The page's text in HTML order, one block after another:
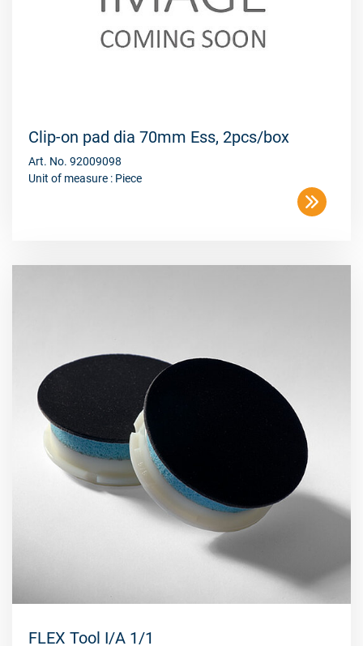
Clip-on pad dia 70mm Ess, 2pcs/box
Art. No. 92009098
Unit of measure : Piece
FLEX Tool I/A 1/1